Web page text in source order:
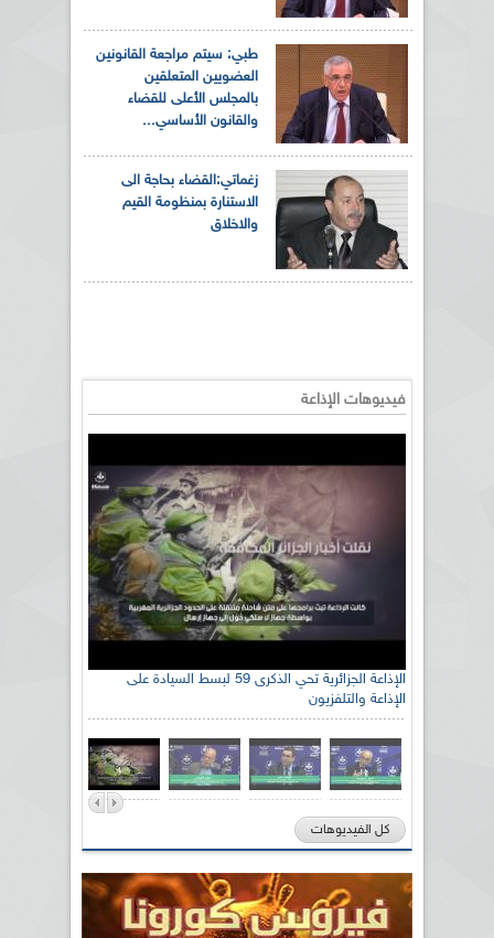
طبي: سيتم مراجعة القانونين
العضويين المتعلقين
بالمجلس الأعلى للقضاء
والقانون الأساسي...
زغماتي:القضاء بحاجة الى
الاستنارة بمنظومة القيم
والاخلاق
فيديوهات الإذاعة
الإذاعة الجزائرية تحي الذكرى 59 لبسط السيادة على
الإذاعة والتلفزيون
كل الفيديوهات